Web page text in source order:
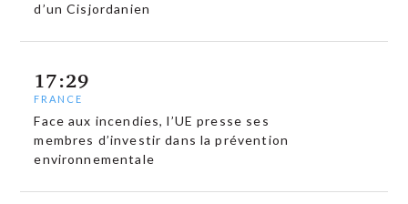
d’un Cisjordanien
17:29
FRANCE
Face aux incendies, l’UE presse ses
membres d’investir dans la prévention
environnementale